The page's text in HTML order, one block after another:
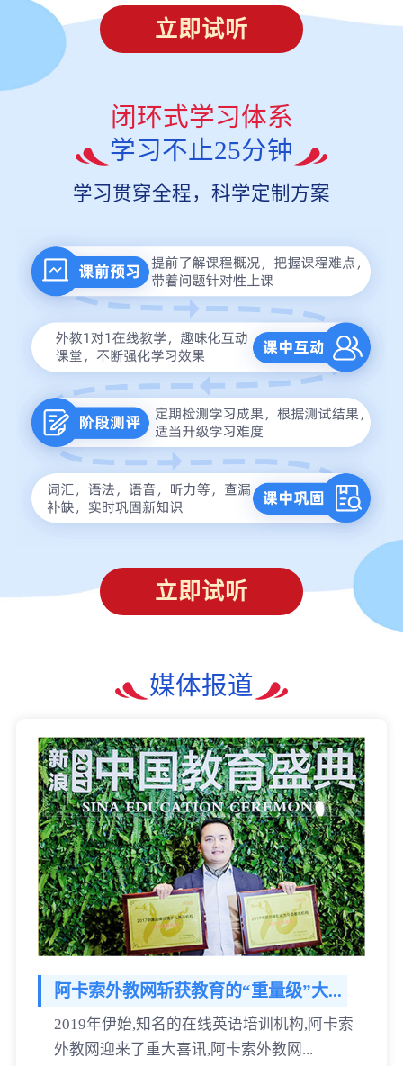
立即试听
闭环式学习体系
学习不止25分钟
学习贯穿全程，科学定制方案
立即试听
媒体报道
阿卡索外教网斩获教育的“重量级”大...
2019年伊始,知名的在线英语培训机构,阿卡索
外教网迎来了重大喜讯,阿卡索外教网...